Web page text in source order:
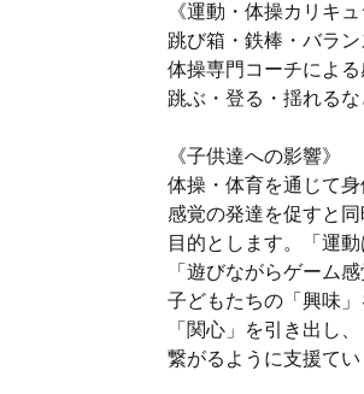
《運動・体操カリキュ
跳び箱・鉄棒・バラ
体操専門コーチによ
跳ぶ・登る・揺れる
《子供達への影響》
体操・体育を通じて
感覚の発達を促すと
目的とします。「運動
「遊びながらゲーム
子どもたちの「興味」
「関心」を引き出し
繋がるように支援てい